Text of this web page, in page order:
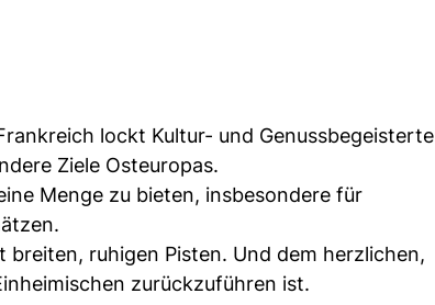
lockt Kultur- und Genussbegeisterte
Ziele Osteuropas.
Menge zu bieten, insbesondere für
ruhigen Pisten. Und dem herzlichen,
zurückzuführen ist.